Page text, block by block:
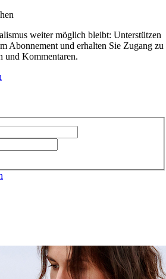
weiter möglich bleibt: Unterstützen
Abonnement und erhalten Sie Zugang zu
und Kommentaren.